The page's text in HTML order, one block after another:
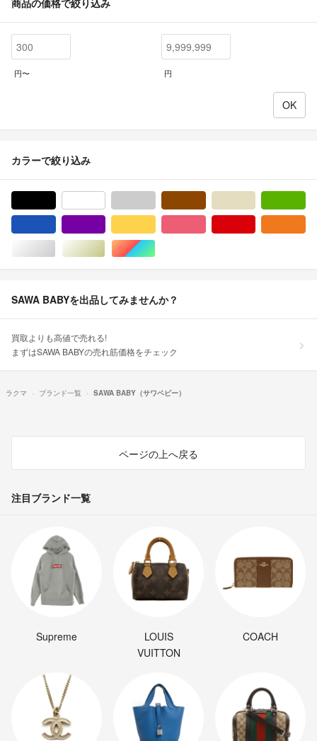
商品の価格で絞り込み
円〜 円
カラーで絞り込み
シルバー/銀色系ゴールド/金色系マルチカラー
SAWA BABYを出品してみませんか？
買取よりも高値で売れる!
まずはSAWA BABYの売れ筋価格をチェック
ラクマ ブランド一覧 SAWA BABY（サワベビー）
ページの上へ戻る
注目ブランド一覧
Supreme
LOUIS
VUITTON
COACH